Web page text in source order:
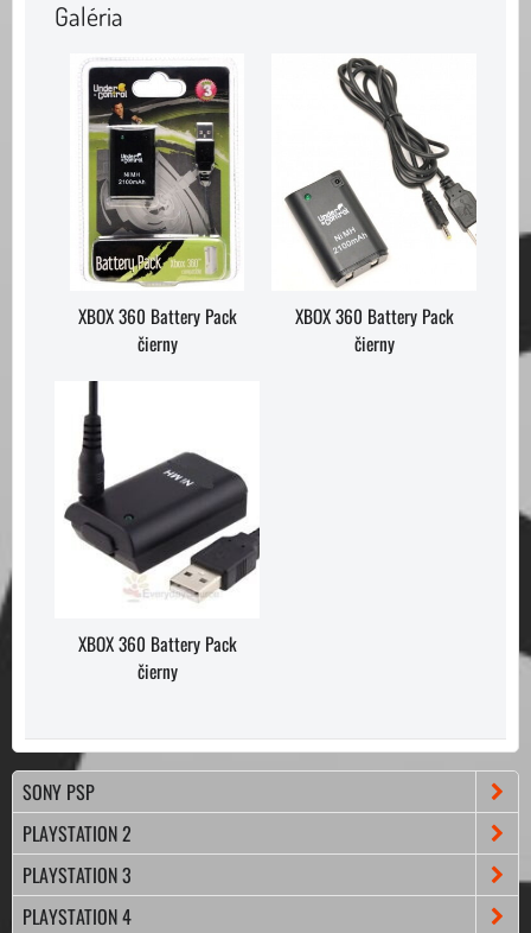
Galéria
XBOX 360 Battery Pack
čierny
XBOX 360 Battery Pack
čierny
XBOX 360 Battery Pack
čierny
SONY PSP
PLAYSTATION 2
PLAYSTATION 3
PLAYSTATION 4